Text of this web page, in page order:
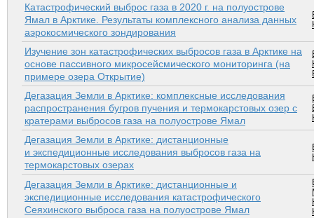
Катастрофический выброс газа в 2020 г. на полуострове
Ямал в Арктике. Результаты комплексного анализа данных
аэрокосмического зондирования
Изучение зон катастрофических выбросов газа в Арктике на
основе пассивного микросейсмического мониторинга (на
примере озера Открытие)
Дегазация Земли в Арктике: комплексные исследования
распространения бугров пучения и термокарстовых озер с
кратерами выбросов газа на полуострове Ямал
Дегазация Земли в Арктике: дистанционные
и экспедиционные исследования выбросов газа на
термокарстовых озерах
Дегазация Земли в Арктике: дистанционные и
экспедиционные исследования катастрофического
Сеяхинского выброса газа на полуострове Ямал